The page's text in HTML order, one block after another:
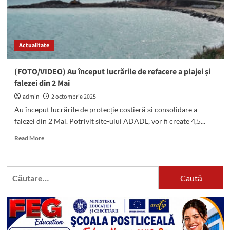
Actualitate
(FOTO/VIDEO) Au început lucrările de refacere a plajei și
falezei din 2 Mai
admin
2 octombrie 2025
Au început lucrările de protecție costieră și consolidare a
falezei din 2 Mai. Potrivit site-ului ADADL, vor fi create 4,5...
Read MoreRead
(FOTO/VIDEO)
de
refacere
a
Caută